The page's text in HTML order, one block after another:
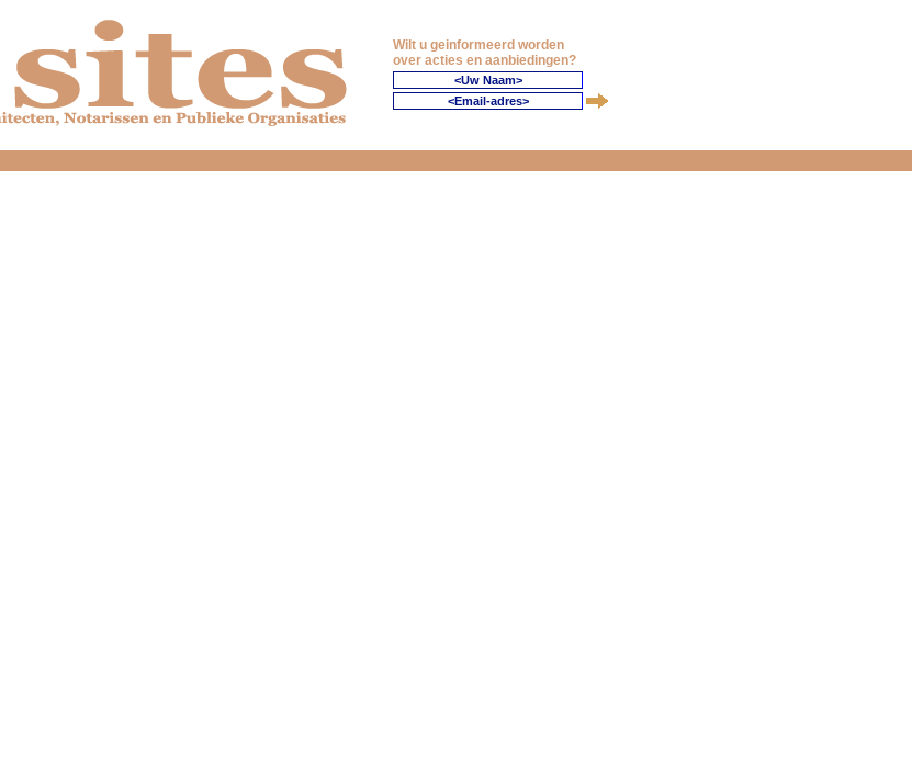
Wilt u geinformeerd worden
over acties en aanbiedingen?